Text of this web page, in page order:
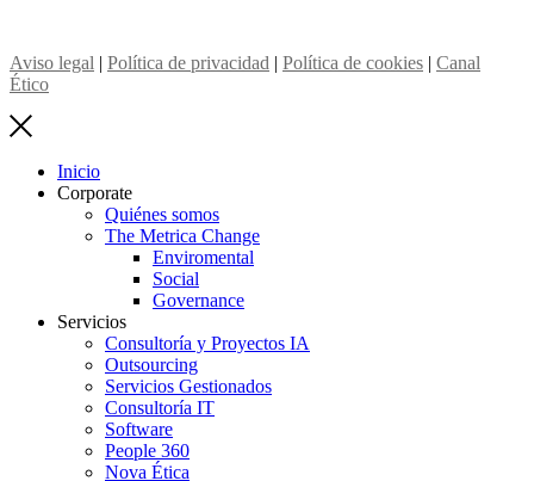
Aviso legal | Política de privacidad | Política de cookies | Canal
Ético
Inicio
Corporate
Quiénes somos
The Metrica Change
Enviromental
Social
Governance
Servicios
Consultoría y Proyectos IA
Outsourcing
Servicios Gestionados
Consultoría IT
Software
People 360
Nova Ética